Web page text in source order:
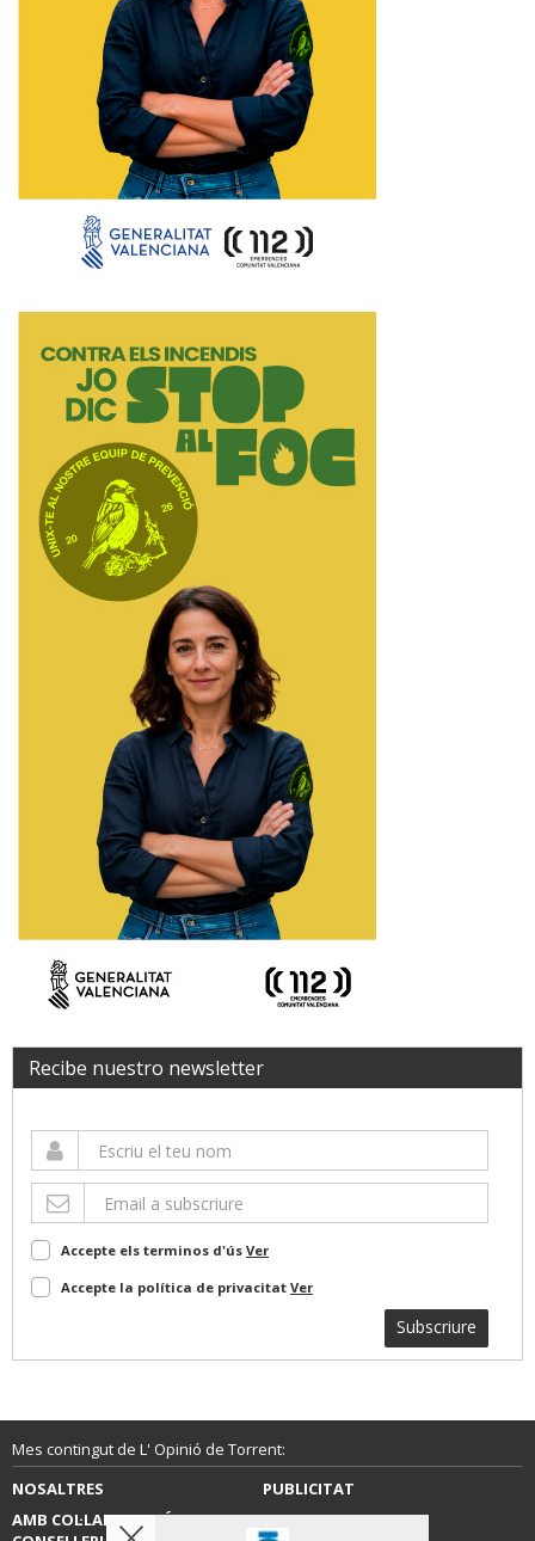
Recibe nuestro newsletter
Accepte els terminos d'ús Ver
Accepte la política de privacitat Ver
Subscriure
Mes contingut de L' Opinió de Torrent:
NOSALTRES
PUBLICITAT
AMB COL·LABORACIÓ DE LA
CONTACTE